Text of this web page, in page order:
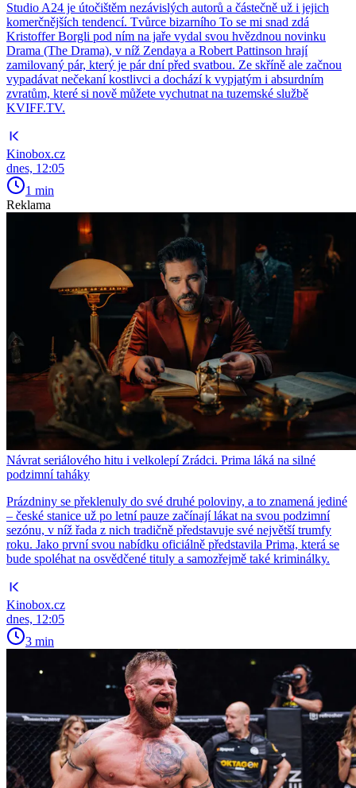
Studio A24 je útočištěm nezávislých autorů a částečně už i jejich
komerčnějších tendencí. Tvůrce bizarního To se mi snad zdá
Kristoffer Borgli pod ním na jaře vydal svou hvězdnou novinku
Drama (The Drama), v níž Zendaya a Robert Pattinson hrají
zamilovaný pár, který je pár dní před svatbou. Ze skříně ale začnou
vypadávat nečekaní kostlivci a dochází k vypjatým i absurdním
zvratům, které si nově můžete vychutnat na tuzemské službě
KVIFF.TV.
Kinobox.cz
dnes, 12:05
1 min
Reklama
Návrat seriálového hitu i velkolepí Zrádci. Prima láká na silné
podzimní taháky
Prázdniny se překlenuly do své druhé poloviny, a to znamená jediné
– české stanice už po letní pauze začínají lákat na svou podzimní
sezónu, v níž řada z nich tradičně představuje své největší trumfy
roku. Jako první svou nabídku oficiálně představila Prima, která se
bude spoléhat na osvědčené tituly a samozřejmě také kriminálky.
Kinobox.cz
dnes, 12:05
3 min